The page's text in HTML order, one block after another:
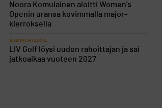
Noora Komulainen aloitti Women’s
Openin uransa kovimmalla major-
kierroksella
AJANKOHTAISTA
LIV Golf löysi uuden rahoittajan ja sai
jatkoaikaa vuoteen 2027